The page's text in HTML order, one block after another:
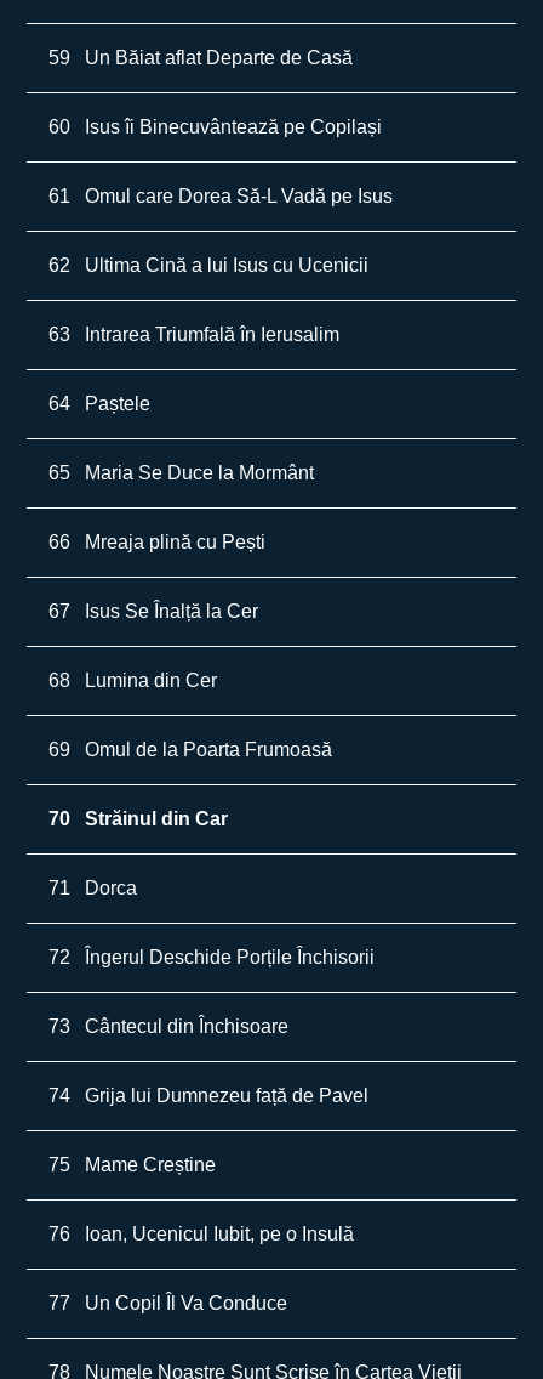
59 Un Băiat aflat Departe de Casă
60 Isus îi Binecuvântează pe Copilași
61 Omul care Dorea Să-L Vadă pe Isus
62 Ultima Cină a lui Isus cu Ucenicii
63 Intrarea Triumfală în Ierusalim
64 Paștele
65 Maria Se Duce la Mormânt
66 Mreaja plină cu Pești
67 Isus Se Înalță la Cer
68 Lumina din Cer
69 Omul de la Poarta Frumoasă
70 Străinul din Car
71 Dorca
72 Îngerul Deschide Porțile Închisorii
73 Cântecul din Închisoare
74 Grija lui Dumnezeu față de Pavel
75 Mame Creștine
76 Ioan, Ucenicul Iubit, pe o Insulă
77 Un Copil Îl Va Conduce
78 Numele Noastre Sunt Scrise în Cartea Vieții